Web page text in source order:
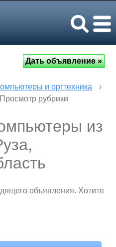
и оргтехника
›
Просмотр рубрики
из
объявления. Хотите